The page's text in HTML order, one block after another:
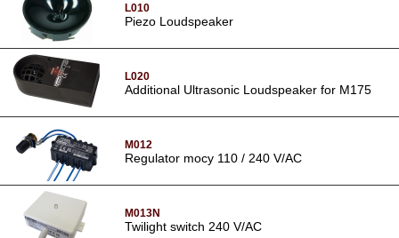
L010
Piezo Loudspeaker
L020
Additional Ultrasonic Loudspeaker for M175
M012
Regulator mocy 110 / 240 V/AC
M013N
Twilight switch 240 V/AC